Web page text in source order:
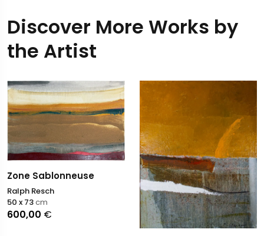
Discover More Works by
the Artist
Zone Sablonneuse
Ralph Resch
600,00 €
50 x 73cm